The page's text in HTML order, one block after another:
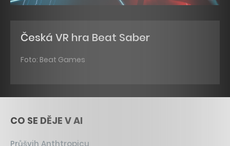
Česká VR hra Beat Saber
Foto: Beat Games
CO SE DĚJE V AI
Průšvih Anthtropicu